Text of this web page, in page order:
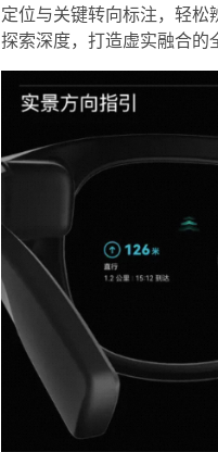
定位与关键转向标注，轻
探索深度，打造虚实融合的